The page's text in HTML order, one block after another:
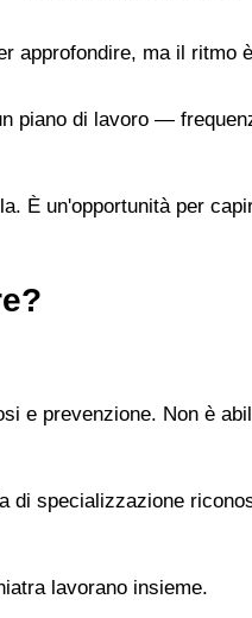
approfondire, ma il ritmo
piano di lavoro —
È un'opportunità per
e prevenzione. Non è
di specializzazione
lavorano insieme.